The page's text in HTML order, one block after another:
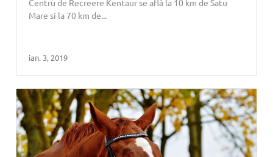
Centru de Recreere Kentaur se află la 10 km de Satu
Mare si la 70 km de...
ian. 3, 2019